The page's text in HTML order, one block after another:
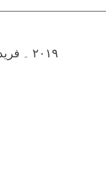
۲۰۱۹ ۔ فرید بھنڈار ۔ سارے حق راکھویں